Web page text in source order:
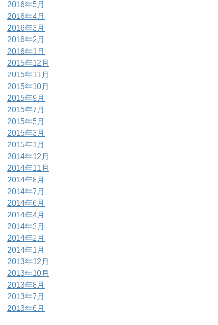
2016年5月
2016年4月
2016年3月
2016年2月
2016年1月
2015年12月
2015年11月
2015年10月
2015年9月
2015年7月
2015年5月
2015年3月
2015年1月
2014年12月
2014年11月
2014年8月
2014年7月
2014年6月
2014年4月
2014年3月
2014年2月
2014年1月
2013年12月
2013年10月
2013年8月
2013年7月
2013年6月